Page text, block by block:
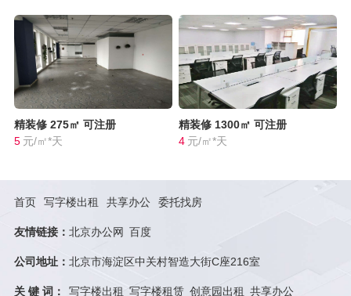
精装修 275㎡ 可注册
5 元/㎡*天
精装修 1300㎡ 可注册
4 元/㎡*天
首页 写字楼出租 共享办公 委托找房
友情链接： 北京办公网 百度
公司地址： 北京市海淀区中关村智造大街C座216室
关 键 词： 写字楼出租 写字楼租赁 创意园出租 共享办公